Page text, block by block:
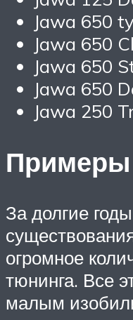
Jawa 650
Jawa 650
Jawa 650
Jawa 650
Jawa 250
Примеры
За долгие
огромное
тюнинга. Все
малым